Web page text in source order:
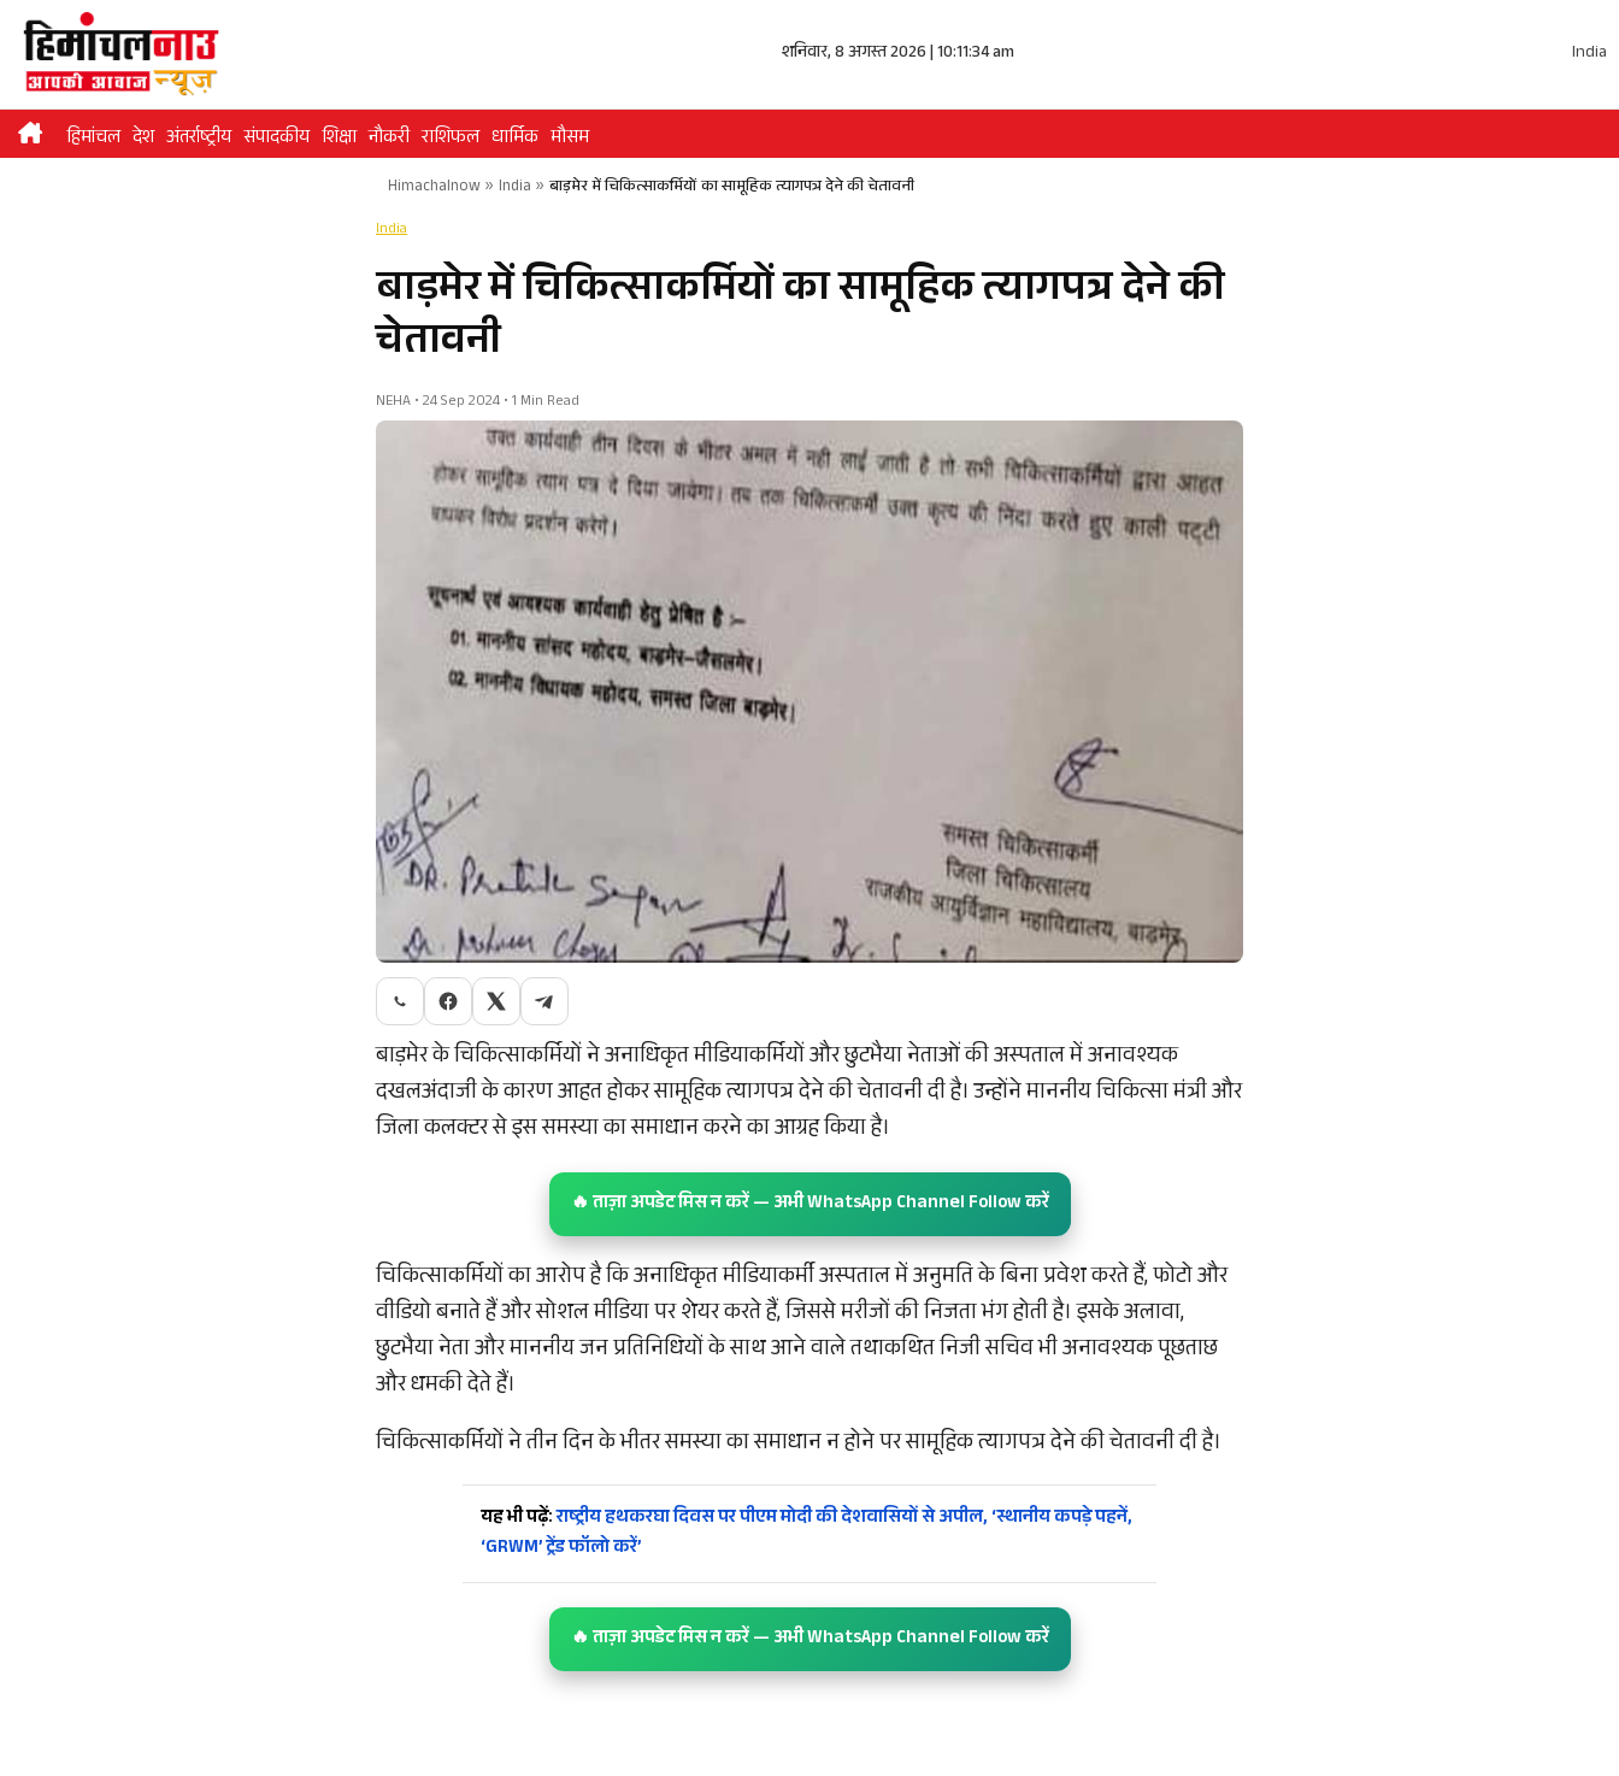
Skip
content
शनिवार, 8 अगस्त 2026 | 10:11:34 am India
हिमांचल देश अंतर्राष्ट्रीय संपादकीय शिक्षा नौकरी राशिफल धार्मिक मौसम
Himachalnow» India » बाड़मेर में चिकित्साकर्मियों का सामूहिक त्यागपत्र देने की चेतावनी
India
बाड़मेर में चिकित्साकर्मियों का सामूहिक त्यागपत्र देने की
चेतावनी
NEHA • 24 Sep 2024 • 1 Min Read
बाड़मेर के चिकित्साकर्मियों ने अनाधिकृत मीडियाकर्मियों और छुटभैया नेताओं की अस्पताल में अनावश्यक
दखलअंदाजी के कारण आहत होकर सामूहिक त्यागपत्र देने की चेतावनी दी है। उन्होंने माननीय चिकित्सा मंत्री और
जिला कलक्टर से इस समस्या का समाधान करने का आग्रह किया है।
🔥 ताज़ा अपडेट मिस न करें — अभी WhatsApp Channel Follow करें
चिकित्साकर्मियों का आरोप है कि अनाधिकृत मीडियाकर्मी अस्पताल में अनुमति के बिना प्रवेश करते हैं, फोटो और
वीडियो बनाते हैं और सोशल मीडिया पर शेयर करते हैं, जिससे मरीजों की निजता भंग होती है। इसके अलावा,
छुटभैया नेता और माननीय जन प्रतिनिधियों के साथ आने वाले तथाकथित निजी सचिव भी अनावश्यक पूछताछ
और धमकी देते हैं।
चिकित्साकर्मियों ने तीन दिन के भीतर समस्या का समाधान न होने पर सामूहिक त्यागपत्र देने की चेतावनी दी है।
यह भी पढ़ें:राष्ट्रीय हथकरघा दिवस पर पीएम मोदी की देशवासियों से अपील, ‘स्थानीय कपड़े पहनें,
‘GRWM’ ट्रेंड फॉलो करें’
🔥 ताज़ा अपडेट मिस न करें — अभी WhatsApp Channel Follow करें